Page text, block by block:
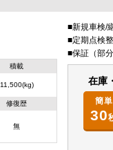
積載
11,500(kg)
修復歴
無
新規車検/
定期点検
保証（部分
在庫
簡単
30